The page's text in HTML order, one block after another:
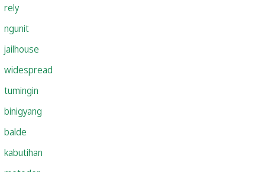
rely
ngunit
jailhouse
widespread
tumingin
binigyang
balde
kabutihan